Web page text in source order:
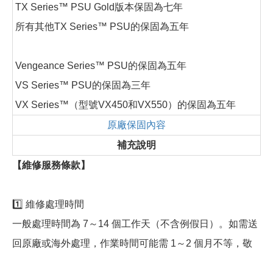
TX Series™ PSU Gold版本保固為七年
所有其他TX Series™ PSU的保固為五年
Vengeance Series™ PSU的保固為五年
VS Series™ PSU的保固為三年
VX Series™（型號VX450和VX550）的保固為五年
原廠保固內容
補充說明
【維修服務條款】
1️⃣ 維修處理時間
一般處理時間為 7～14 個工作天（不含例假日）。如需送
回原廠或海外處理，作業時間可能需 1～2 個月不等，敬